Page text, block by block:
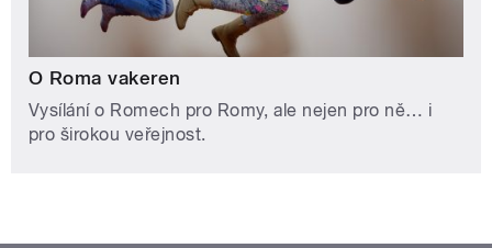
O Roma vakeren
Vysílání o Romech pro Romy, ale nejen pro ně… i
pro širokou veřejnost.